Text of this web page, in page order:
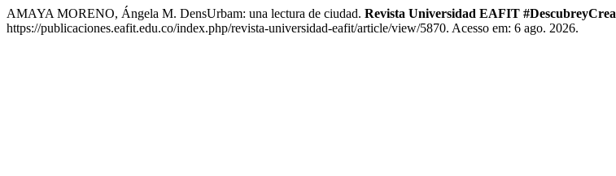
AMAYA MORENO, Ángela M. DensUrbam: una lectura de ciudad. Revista Universidad EAFIT #DescubreyCrea
https://publicaciones.eafit.edu.co/index.php/revista-universidad-eafit/article/view/5870. Acesso em: 6 ago. 2026.